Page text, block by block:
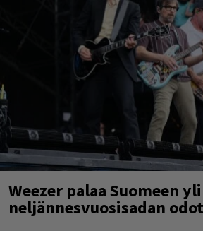
Weezer palaa Suomeen yli
neljännesvuosisadan